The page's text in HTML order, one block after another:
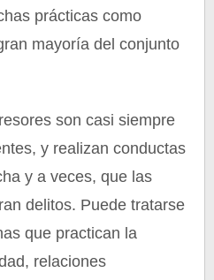
prácticas como
mayoría del conjunto
son casi siempre
y realizan conductas
y a veces, que las
delitos. Puede tratarse
que practican la
relaciones